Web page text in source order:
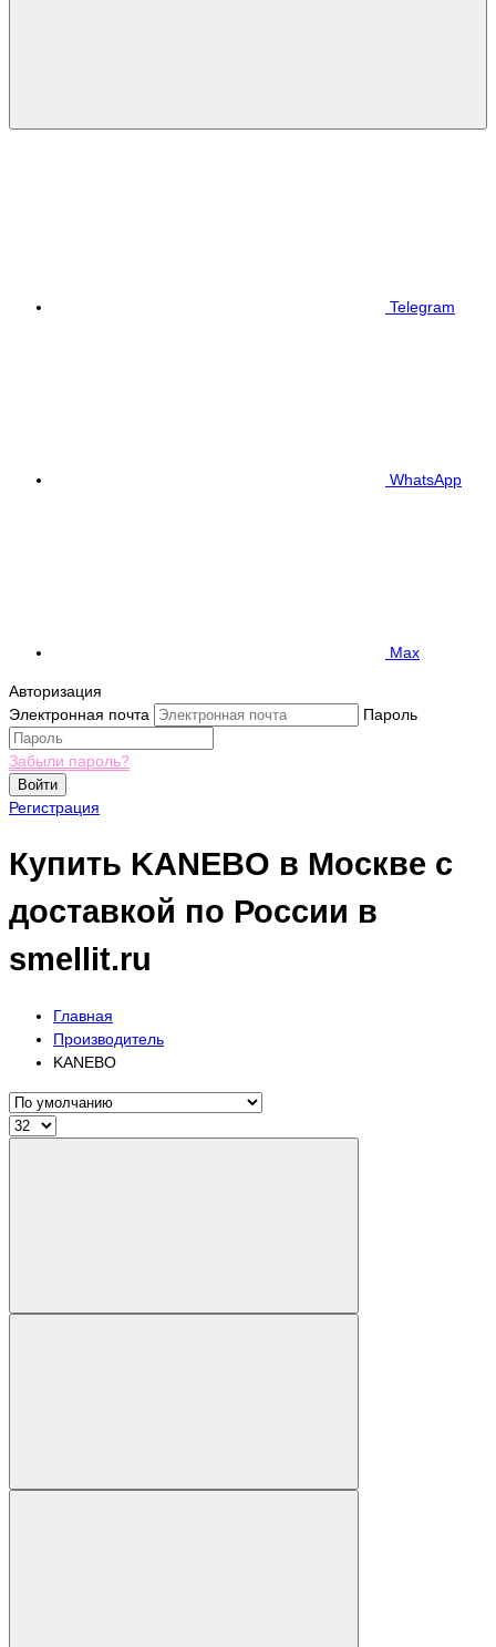
Telegram
WhatsApp
Max
Авторизация
Электронная почта
Пароль
Забыли пароль?
Войти
Регистрация
Купить KANEBO в Москве с
доставкой по России в
smellit.ru
Главная
Производитель
KANEBO